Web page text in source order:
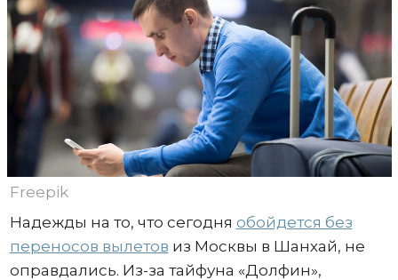
Freepik
Надежды на то, что сегодня обойдется без
переносов вылетов из Москвы в Шанхай, не
оправдались. Из-за тайфуна «Долфин»,